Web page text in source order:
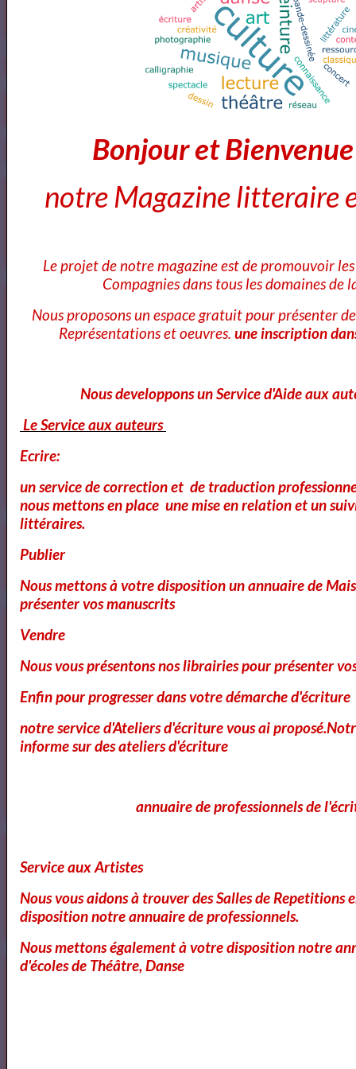
Bibliothéque des Pièces de Théâtre
<a href="http://www.artquid.com" title="ArtQuid, The Art World
Marketplace."><img style="border:1px solid #eee;"
alt="ArtQuid" /></a>
Annuaire des cours d'ecriture Paris
Magazine
Cours Ateliers Formations
Bonjour et
notre Magazine litteraire
Le projet de notre magazine est de promouvoir
Compagnies dans tous les domaines de
Nous proposons un espace gratuit pour présenter
Représentations et oeuvres. une inscription
Nous developpons un Service d'Aide aux
Le Service aux auteurs
Ecrire:
un service de correction et de traduction
nous mettons en place une mise en relation et un
littéraires.
Publier
Nous mettons à votre disposition un annuaire de
présenter vos manuscrits
Vendre
Nous vous présentons nos librairies pour présenter
Enfin pour progresser dans votre démarche d'écriture
notre service d'Ateliers d'écriture vous ai
informe sur des ateliers d'écriture
annuaire de professionnels de
Service aux Artistes
Nous vous aidons à trouver des Salles de Repetitions
disposition notre annuaire de professionnels.
Nous mettons également à votre disposition notre
d'écoles de Théâtre, Danse